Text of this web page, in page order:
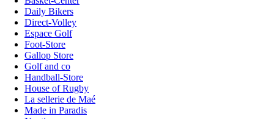
Daily Bikers
Direct-Volley
Espace Golf
Foot-Store
Gallop Store
Golf and co
Handball-Store
House of Rugby
La sellerie de Maé
Made in Paradis